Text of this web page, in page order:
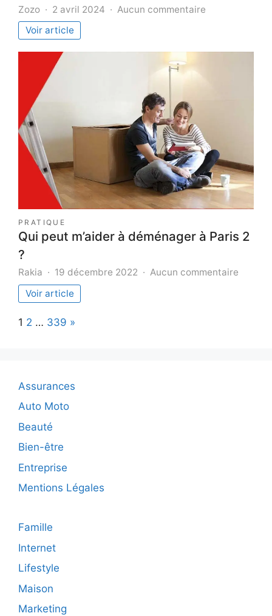
Zozo 2 avril 2024 Aucun commentaire
:
Voir article
PRATIQUE
Qui peut m’aider à déménager à Paris 2
?
Rakia 19 décembre 2022 Aucun commentaire
Voir article
Page:
1 2 … 339 Next
»
Assurances
Auto Moto
Beauté
Bien-être
Entreprise
Mentions Légales
Famille
Internet
Lifestyle
Maison
Marketing